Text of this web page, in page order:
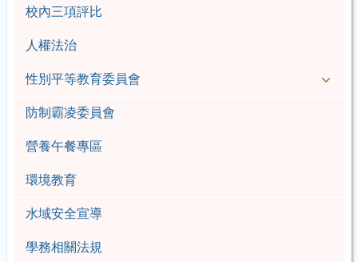
校內三項評比
人權法治
性別平等教育委員會
防制霸凌委員會
營養午餐專區
環境教育
水域安全宣導
學務相關法規